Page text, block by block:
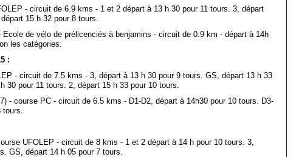
- circuit de 6.9 kms - 1 et 2 départ à 13 h 30 pour 11 tours. 3, départ
15 h 32 pour 8 tours.
de vélo de prélicenciés à benjamins - circuit de 0.9 km - départ à 14h
les catégories.
:
- circuit de 7.5 kms - 3, départ à 13 h 30 pour 9 tours. GS, départ 13 h 33
30 pour 11 tours. 2, départ 15 h 33 pour 10 tours.
- course PC - circuit de 6.5 kms - D1-D2, départ à 14h30 pour 10 tours. D3-
tours.
UFOLEP - circuit de 8 kms - 1 et 2 départ à 14 h pour 10 tours. 3,
GS, départ 14 h 05 pour 7 tours.